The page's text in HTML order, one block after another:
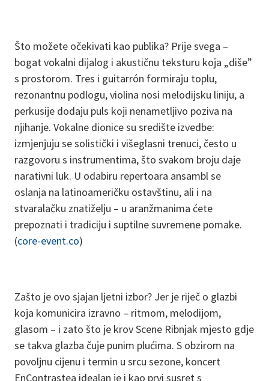
Što možete očekivati kao publika? Prije svega –
bogat vokalni dijalog i akustičnu teksturu koja „diše”
s prostorom. Tres i guitarrón formiraju toplu,
rezonantnu podlogu, violina nosi melodijsku liniju, a
perkusije dodaju puls koji nenametljivo poziva na
njihanje. Vokalne dionice su središte izvedbe:
izmjenjuju se solistički i višeglasni trenuci, često u
razgovoru s instrumentima, što svakom broju daje
narativni luk. U odabiru repertoara ansambl se
oslanja na latinoameričku ostavštinu, ali i na
stvaralačku znatiželju – u aranžmanima ćete
prepoznati i tradiciju i suptilne suvremene pomake.
(core-event.co)
Zašto je ovo sjajan ljetni izbor? Jer je riječ o glazbi
koja komunicira izravno – ritmom, melodijom,
glasom – i zato što je krov Scene Ribnjak mjesto gdje
se takva glazba čuje punim plućima. S obzirom na
povoljnu cijenu i termin u srcu sezone, koncert
EnContrastea idealan je i kao prvi susret s